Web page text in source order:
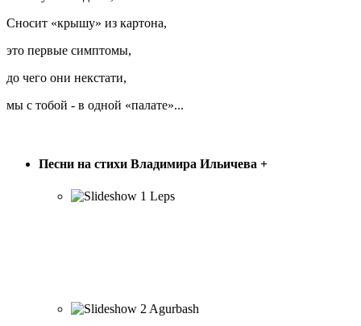
Сносит «крышу» из картона,
это первые симптомы,
до чего они некстати,
мы с тобой - в одной «палате»...
Песни на стихи Владимира Ильичева +